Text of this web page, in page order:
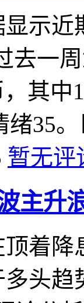
示近
去一
其
绪‌35
暂无评
主升
顶着降
头趋